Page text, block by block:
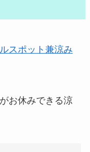
スポット兼涼み
お休みできる涼